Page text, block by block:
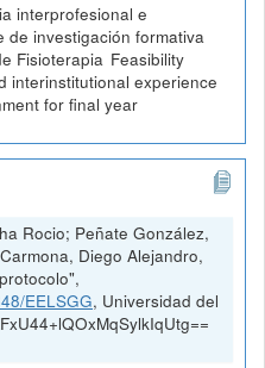
interprofesional e
de investigación formativa
Fisioterapia Feasibility
interinstitutional experience
for final year
Rocio; Peñate González,
Diego Alejandro,
EELSGG, Universidad del